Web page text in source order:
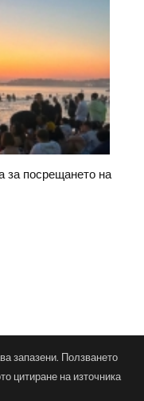
за посрещането на
запазени. Ползването
цитиране на източника